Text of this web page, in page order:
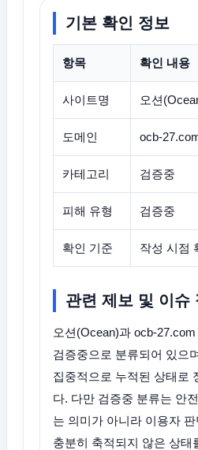
기본 확인 정보
항목 확인 내용
사이트명 오션
도메인 ocb-
카테고리 검증중
피해 유형 검증중
확인 기준 작성 시점
관련 제보 및 이슈
오션(Ocean)과 ocb-
검증중으로 분류되어 있으
집중적으로 누적된 상태로
다. 다만 검증중 분류는 안
는 의미가 아니라 이용자
충분히 축적되지 않은 상태